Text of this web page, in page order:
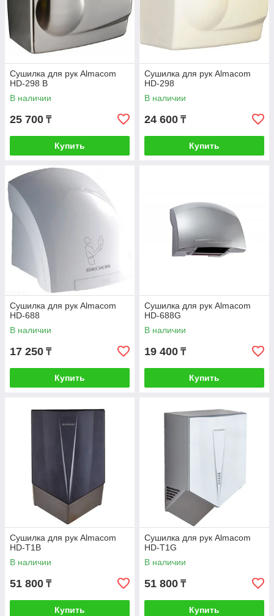
Сушилка для рук Almacom
HD-298 B
В наличии
25 700 ₸
Купить
Сушилка для рук Almacom
HD-298
В наличии
24 600 ₸
Купить
Сушилка для рук Almacom
HD-688
В наличии
17 250 ₸
Купить
Сушилка для рук Almacom
HD-688G
В наличии
19 400 ₸
Купить
Сушилка для рук Almacom
HD-T1B
В наличии
51 800 ₸
Купить
Сушилка для рук Almacom
HD-T1G
В наличии
51 800 ₸
Купить